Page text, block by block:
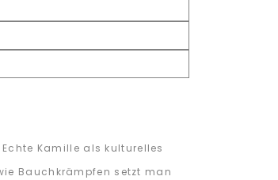
Kamille als kulturelles
Bauchkrämpfen setzt man